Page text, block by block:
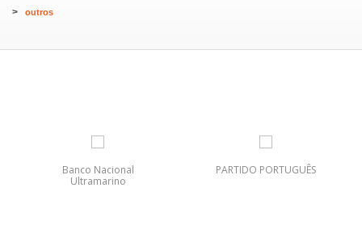
> outros
Banco Nacional
Ultramarino
PARTIDO PORTUGUÊS